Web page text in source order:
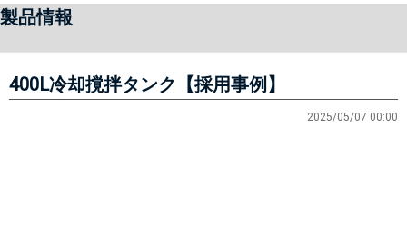
製品情報
400L冷却撹拌タンク【採用事例】
2025/05/07 00:00